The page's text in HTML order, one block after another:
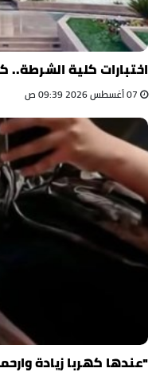
اختبارات كلية الشرطة..
"عندها كهربا زيادة